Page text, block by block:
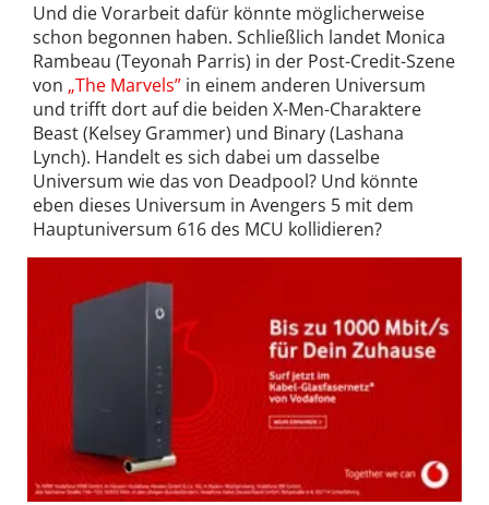
Und die Vorarbeit dafür könnte möglicherweise
schon begonnen haben. Schließlich landet Monica
Rambeau (Teyonah Parris) in der Post-Credit-Szene
von „The Marvels” in einem anderen Universum
und trifft dort auf die beiden X-Men-Charaktere
Beast (Kelsey Grammer) und Binary (Lashana
Lynch). Handelt es sich dabei um dasselbe
Universum wie das von Deadpool? Und könnte
eben dieses Universum in Avengers 5 mit dem
Hauptuniversum 616 des MCU kollidieren?